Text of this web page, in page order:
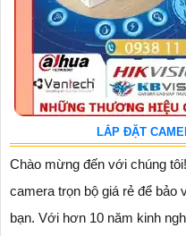
LẮP ĐẶT
Chào mừng đến với chúng
camera trọn bộ giá rẻ để bảo
bạn. Với hơn 10 năm kinh